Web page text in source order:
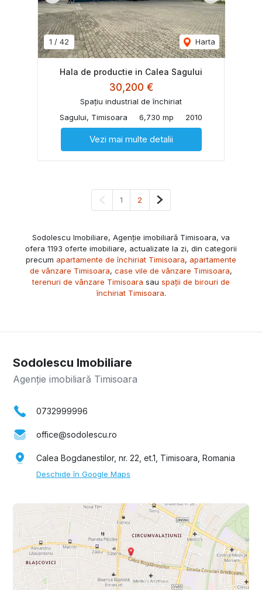
1 / 42 Harta
Hala de productie in Calea Sagului
30,200 €
Spațiu industrial de închiriat
Sagului, Timisoara
6,730 mp 2010
Vezi mai multe detalii
Pagina anterioară
1 2 Pagina următoare
Sodolescu Imobiliare, Agenție imobiliară Timisoara, va
ofera 1193 oferte imobiliare, actualizate la zi, din categorii
precum apartamente de închiriat Timisoara, apartamente
de vânzare Timisoara, case vile de vânzare Timisoara,
terenuri de vânzare Timisoara sau spații de birouri de
închiriat Timisoara.
Sodolescu Imobiliare
Agenție imobiliară Timisoara
0732999996
office@sodolescu.ro
Calea Bogdanestilor, nr. 22, et.1, Timisoara, Romania
Deschide în Google Maps